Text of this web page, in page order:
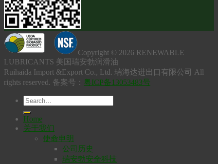
Copyright © 2026 RENEWABLE
LUBRICANTS 美国瑞安勃润滑油
Ruihaida Import &Export Co., Ltd. 瑞海达进出口有限公司 All
rights reserved. 备案号： 粤ICP备13053483号
Home
关于我们
使命申明
公司历史
瑞安勃安全科技